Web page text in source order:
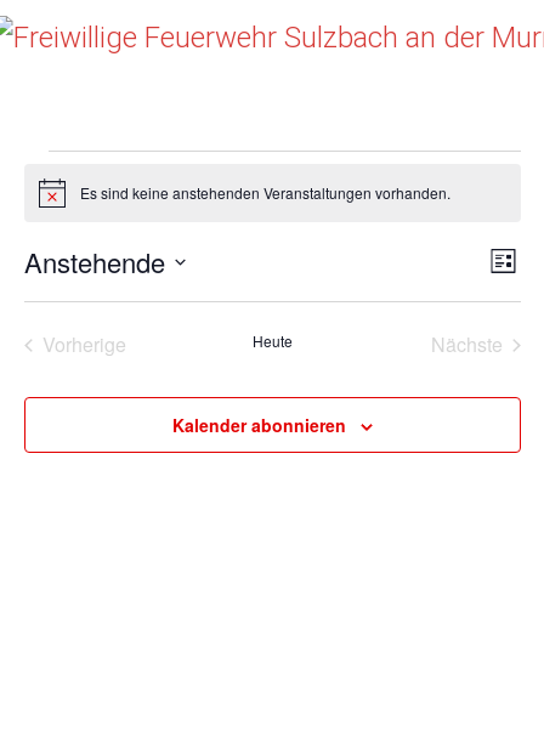
Menu
Veranstaltungen
HinweisEs sind keine anstehenden Veranstaltungen vorhanden.
Liste
Anstehende
Vorherige
Heute
Nächste
Kalender abonnieren